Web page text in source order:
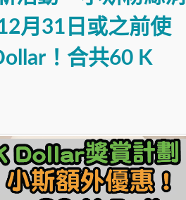
月31日或之前使
！合共60 K